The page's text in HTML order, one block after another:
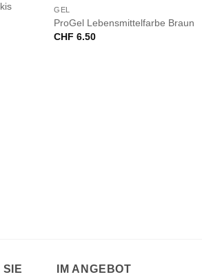
GEL
ProGel Lebensmittelfarbe Braun
CHF 6.50
SIE IM ANGEBOT